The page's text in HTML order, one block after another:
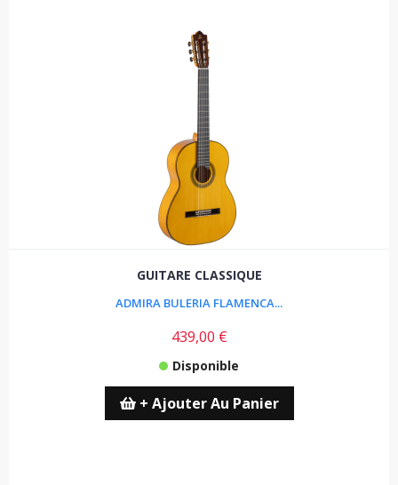
GUITARE CLASSIQUE
ADMIRA BULERIA FLAMENCA...
439,00 €
Disponible
+ Ajouter Au Panier